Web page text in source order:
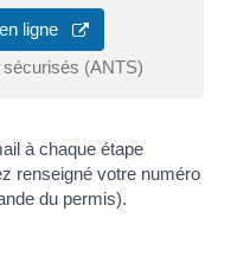
ligne
(ANTS)
à chaque étape
renseigné votre numéro
du permis).